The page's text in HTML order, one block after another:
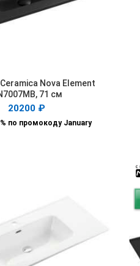
В КОРЗИНУNova Element
71 см
20200 ₽
по промокоду January